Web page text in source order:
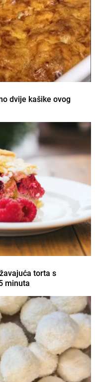
dvije kašike ovog
torta s
minuta